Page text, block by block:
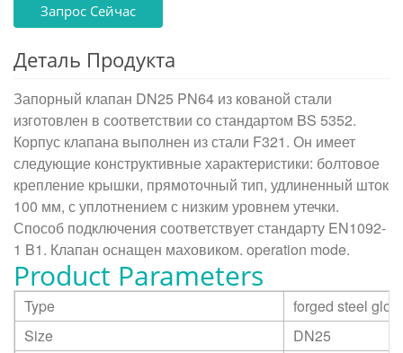
Запрос Сейчас
Деталь Продукта
Запорный клапан DN25 PN64 из кованой стали
изготовлен в соответствии со стандартом BS 5352.
Корпус клапана выполнен из стали F321. Он имеет
следующие конструктивные характеристики: болтовое
крепление крышки, прямоточный тип, удлиненный шток
100 мм, с уплотнением с низким уровнем утечки.
Способ подключения соответствует стандарту EN1092-
1 B1. Клапан оснащен маховиком. operation mode.
Product Parameters
Type
forged steel
Size
DN25